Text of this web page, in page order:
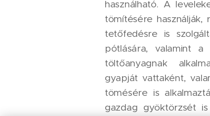
használható. A
tömítésére
tetőfedésre is
pótlására, valamint
töltőanyagnak
gyapját vattaként,
tömésére is
gazdag gyöktörzsét